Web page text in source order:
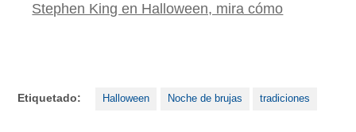
Stephen King en Halloween, mira cómo
Etiquetado: Halloween Noche de brujas tradiciones